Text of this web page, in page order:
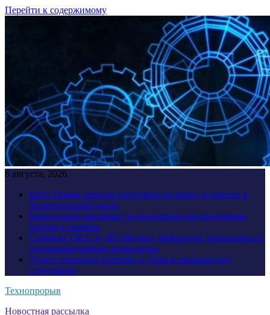
Перейти к содержимому
6 августа, 2026
Кита Тимми решили погрузить на баржу и отвезти в
Атлантический океан
Британский парламент не поддержал расследование
против Стармера
Семинар ТАСС в «РГ Медиа»: Нейросети, безопасность
и мультимедийные технологии
Турист потрогал черепаху в Азии и оказался под
следствием
Технопрорыв
Новостная рассылка